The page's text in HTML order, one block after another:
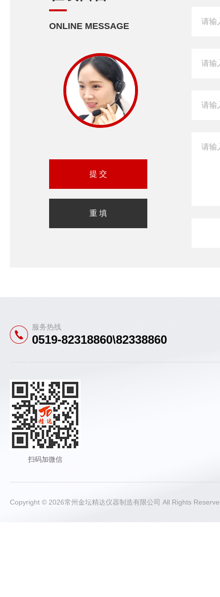
ONLINE MESSAGE
服务热线
0519-82318860\82338860
扫码加微信
Copyright © 2026常州金坛精达仪器制造有限公司 All Rights